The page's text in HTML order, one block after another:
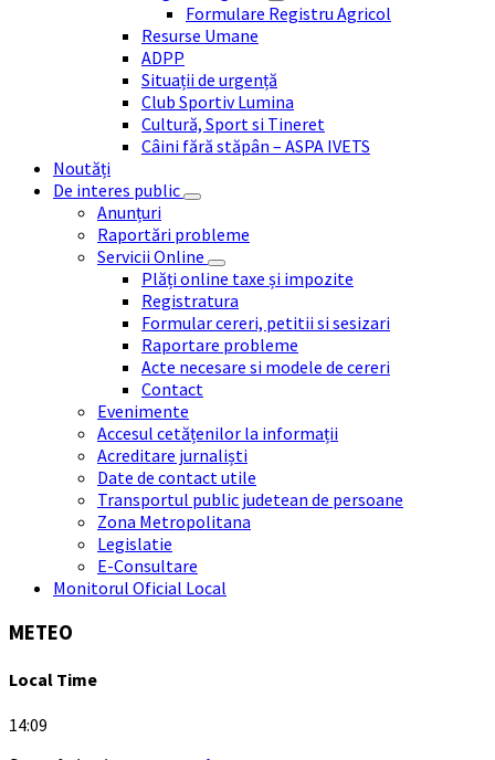
Formulare Registru Agricol
Resurse Umane
ADPP
Situații de urgență
Club Sportiv Lumina
Cultură, Sport si Tineret
Câini fără stăpân – ASPA IVETS
Noutăți
De interes public
Anunțuri
Raportări probleme
Servicii Online
Plăți online taxe și impozite
Registratura
Formular cereri, petitii si sesizari
Raportare probleme
Acte necesare si modele de cereri
Contact
Evenimente
Accesul cetățenilor la informații
Acreditare jurnaliști
Date de contact utile
Transportul public judetean de persoane
Zona Metropolitana
Legislatie
E-Consultare
Monitorul Oficial Local
METEO
Local Time
14:09